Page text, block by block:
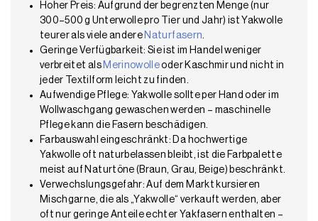
Hoher Preis: Aufgrund der begrenzten Menge (nur
300–500 g Unterwolle pro Tier und Jahr) ist Yakwolle
teurer als viele andere Naturfasern.
Geringe Verfügbarkeit: Sie ist im Handel weniger
verbreitet als Merinowolle oder Kaschmir und nicht in
jeder Textilform leicht zu finden.
Aufwendige Pflege: Yakwolle sollte per Hand oder im
Wollwaschgang gewaschen werden – maschinelle
Pflege kann die Fasern beschädigen.
Farbauswahl eingeschränkt: Da hochwertige
Yakwolle oft naturbelassen bleibt, ist die Farbpalette
meist auf Naturtöne (Braun, Grau, Beige) beschränkt.
Verwechslungsgefahr: Auf dem Markt kursieren
Mischgarne, die als „Yakwolle“ verkauft werden, aber
oft nur geringe Anteile echter Yakfasern enthalten –